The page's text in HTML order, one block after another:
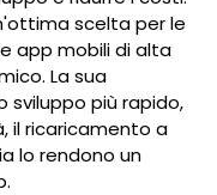
scelta per le
app mobili di alta
La sua
più rapido,
il ricaricamento a
lo rendono un